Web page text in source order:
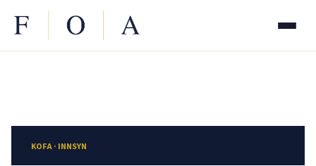
KOFA · INNSYN